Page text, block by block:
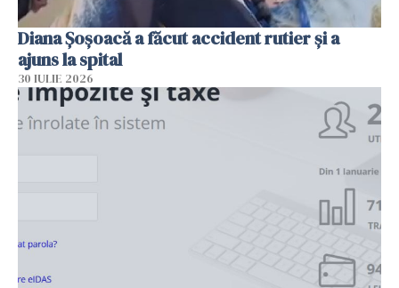
Diana Șoșoacă a făcut accident rutier și a
ajuns la spital
30 IULIE 2026